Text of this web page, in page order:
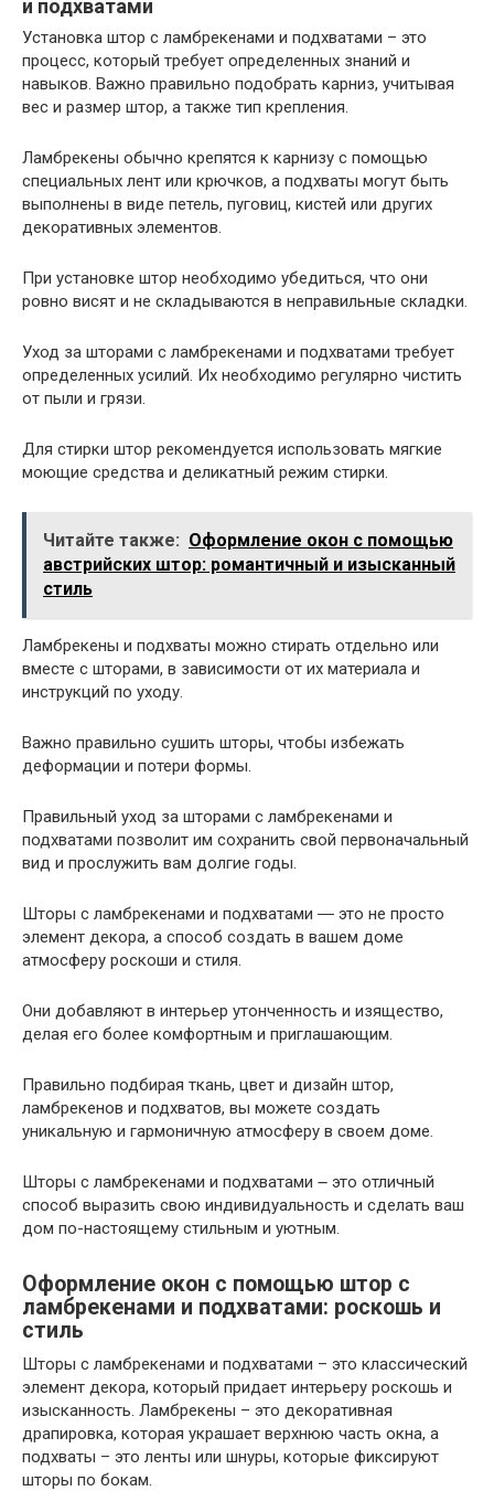
и подхватами
Установка штор с ламбрекенами и подхватами – это
процесс, который требует определенных знаний и
навыков. Важно правильно подобрать карниз, учитывая
вес и размер штор, а также тип крепления.
Ламбрекены обычно крепятся к карнизу с помощью
специальных лент или крючков, а подхваты могут быть
выполнены в виде петель, пуговиц, кистей или других
декоративных элементов.
При установке штор необходимо убедиться, что они
ровно висят и не складываются в неправильные складки.
Уход за шторами с ламбрекенами и подхватами требует
определенных усилий. Их необходимо регулярно чистить
от пыли и грязи.
Для стирки штор рекомендуется использовать мягкие
моющие средства и деликатный режим стирки.
Читайте также: Оформление окон с помощью
австрийских штор: романтичный и изысканный
стиль
Ламбрекены и подхваты можно стирать отдельно или
вместе с шторами, в зависимости от их материала и
инструкций по уходу.
Важно правильно сушить шторы, чтобы избежать
деформации и потери формы.
Правильный уход за шторами с ламбрекенами и
подхватами позволит им сохранить свой первоначальный
вид и прослужить вам долгие годы.
Шторы с ламбрекенами и подхватами ― это не просто
элемент декора, а способ создать в вашем доме
атмосферу роскоши и стиля.
Они добавляют в интерьер утонченность и изящество,
делая его более комфортным и приглашающим.
Правильно подбирая ткань, цвет и дизайн штор,
ламбрекенов и подхватов, вы можете создать
уникальную и гармоничную атмосферу в своем доме.
Шторы с ламбрекенами и подхватами ౼ это отличный
способ выразить свою индивидуальность и сделать ваш
дом по-настоящему стильным и уютным.
Оформление окон с помощью штор с
ламбрекенами и подхватами: роскошь и
стиль
Шторы с ламбрекенами и подхватами – это классический
элемент декора, который придает интерьеру роскошь и
изысканность. Ламбрекены – это декоративная
драпировка, которая украшает верхнюю часть окна, а
подхваты – это ленты или шнуры, которые фиксируют
шторы по бокам.